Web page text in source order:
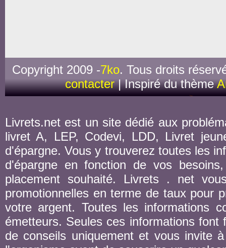
Copyright 2009 -7ko. Tous droits
contacter| Inspiré du thème
Livrets.net est un site dédié aux
livret A, LEP, Codevi, LDD, Livret
d'épargne. Vous y trouverez toutes les
d'épargne en fonction de vos
placement souhaité. Livrets . net
promotionnelles en terme de taux pour
votre argent. Toutes les informations
émetteurs. Seules ces informations
de conseils uniquement et vous invite